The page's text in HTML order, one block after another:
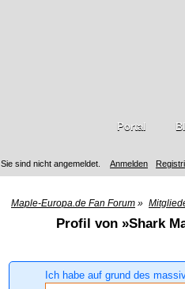
Sie sind nicht angemeldet. Anmelden
Portal
Maple-Europa.de Fan Forum »
Profil von »Shark
Ich habe auf grund des